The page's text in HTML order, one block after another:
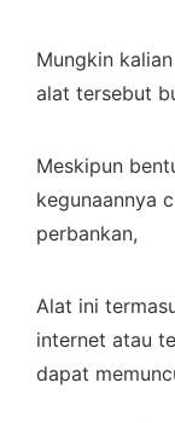
Mungkin
alat tersebut
Meskipun
kegunaannya
perbankan,
Alat ini
internet atau
dapat